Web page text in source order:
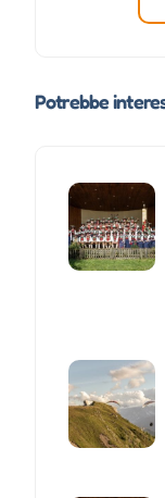
Potrebbe